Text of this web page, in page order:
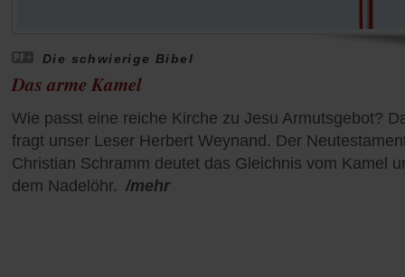
Die schwierige Bibel
Das arme Kamel
Wie passt eine reiche Kirche zu Jesu Armutsgebot?
fragt unser Leser Herbert Weynand. Der
Christian Schramm deutet das Gleichnis vom Kamel
dem Nadelöhr. /mehr